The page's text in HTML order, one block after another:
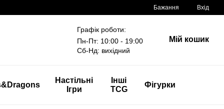
Бажання Вхід
Графік роботи:
Пн-Пт: 10:00 - 19:00
Сб-Нд: вихідний
Мій кошик
Настільні
Ігри
Інші
TCG
Фігурки